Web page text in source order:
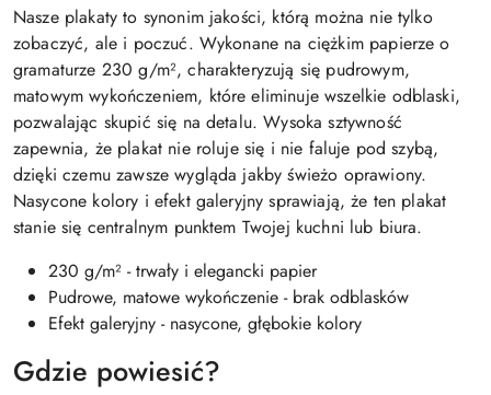
Nasze plakaty to synonim jakości, którą można nie tylko
zobaczyć, ale i poczuć. Wykonane na ciężkim papierze o
gramaturze 230 g/m², charakteryzują się pudrowym,
matowym wykończeniem, które eliminuje wszelkie odblaski,
pozwalając skupić się na detalu. Wysoka sztywność
zapewnia, że plakat nie roluje się i nie faluje pod szybą,
dzięki czemu zawsze wygląda jakby świeżo oprawiony.
Nasycone kolory i efekt galeryjny sprawiają, że ten plakat
stanie się centralnym punktem Twojej kuchni lub biura.
230 g/m² - trwały i elegancki papier
Pudrowe, matowe wykończenie - brak odblasków
Efekt galeryjny - nasycone, głębokie kolory
Gdzie powiesić?